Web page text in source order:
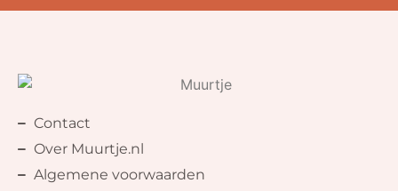
Contact
Over Muurtje.nl
Algemene voorwaarden